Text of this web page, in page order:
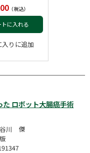
（税込）
トに入れる
入りに追加
ロボット大腸癌手術
川 傑